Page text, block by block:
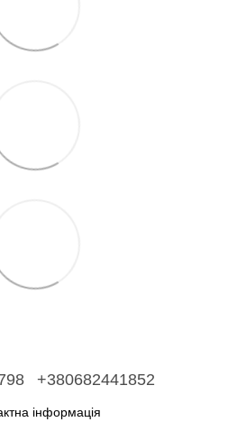
+380682441852
інформація